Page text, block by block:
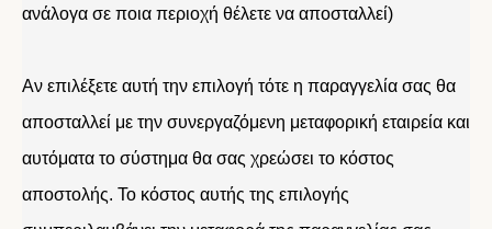
ανάλογα σε ποια περιοχή θέλετε να αποσταλλεί)
Αν επιλέξετε αυτή την επιλογή τότε η παραγγελία σας θα
αποσταλλεί με την συνεργαζόμενη μεταφορική εταιρεία και
αυτόματα το σύστημα θα σας χρεώσει το κόστος
αποστολής. Το κόστος αυτής της επιλογής